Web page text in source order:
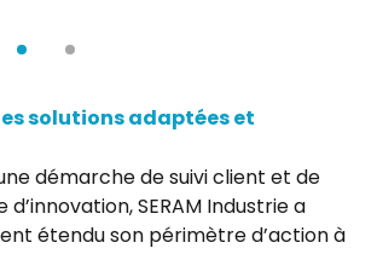
solutions adaptées et
démarche de suivi client et de
SERAM Industrie a
étendu son périmètre d’action à